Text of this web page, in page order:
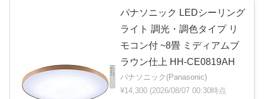
パナソニック LEDシーリング
ライト 調光・調色タイプ リ
モコン付 ~8畳 ミディアムブ
ラウン仕上 HH-CE0819AH
パナソニック(Panasonic)
¥14,300 (2026/08/07 00:30時点